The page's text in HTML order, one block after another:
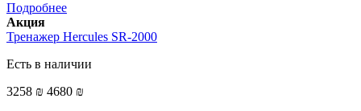
Подробнее
Акция
Тренажер Hercules SR-2000
Есть в наличии
3258 ₪ 4680 ₪